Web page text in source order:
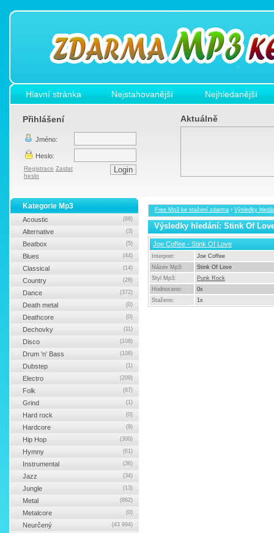
Hlavní stránka Nejstahovanější Nejhledanější
Přihlášení
Jméno:
Heslo:
Registrace Zaslat
heslo
Aktuálně
Free Mp3 ke stažení zdarma › Výsledky
Výsledky hledání: Stink Of
Joe Coffee - Stink Of Love
Interpret:
Joe Coffee
Název Mp3:
Stink Of Love
Styl Mp3:
Punk Rock
Hodnoceno:
0x
Staženo:
1x
Kategorie Mp3
Acoustic (88)
Alternative (3)
Beatbox (5)
Blues (44)
Classical (14)
Country (28)
Dance (372)
Death metal (0)
Deathcore (0)
Dechovky (11)
Disco (108)
Drum 'n' Bass (108)
Dubstep (1)
Electro (209)
Folk (67)
Grind (1)
Hard rock (0)
Hardcore (9)
Hip Hop (300)
Hymny (61)
Instrumental (36)
Jazz (34)
Jungle (13)
Metal (862)
Metalcore (0)
Neurčený (43 994)